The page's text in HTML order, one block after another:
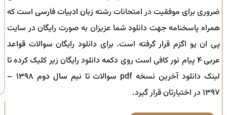
ضروری برای موفقیت در امتحانات رشته زبان ادبیات فارسی است که
همراه پاسخنامه جهت دانلود شما عزیزان به صورت رایگان در سایت
پی ان یو اگزم قرار گرفته است. برای دانلود رایگان سوالات قواعد
عربی ۴ پیام نور کافی است روی دکمه دانلود رایگان زیر کلیک کرده تا
لینک دانلود آخرین نسخه pdf سوالات تا
نیم سال دوم ۱۳۹۸ –
۱۳۹۷در اختیارتان قرار گیرد.